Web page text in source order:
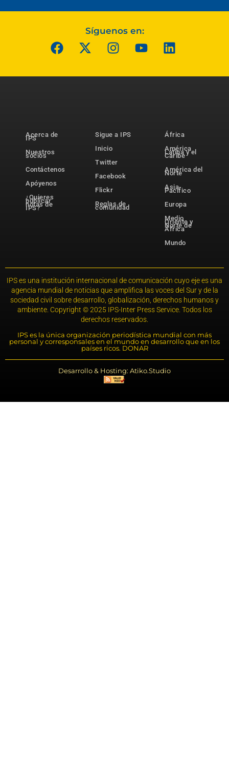
Síguenos en:
Acerca de
IPS
Nuestros
socios
Contáctenos
Apóyenos
¿Quieres
publicar
notas de
IPS?
Sigue a IPS
Inicio
Twitter
Facebook
Flickr
Reglas de
comunidad
África
América
Latina y el
Caribe
América del
Norte
Asia-
Pacífico
Europa
Medio
Oriente y
Norte de
África
Mundo
IPS es una institución internacional de comunicación cuyo eje es una
agencia mundial de noticias que amplifica las voces del Sur y de la
sociedad civil sobre desarrollo, globalización, derechos humanos y
ambiente. Copyright © 2025 IPS-Inter Press Service. Todos los
derechos reservados.
IPS es la única organización periodística mundial con más
personal y corresponsales en el mundo en desarrollo que en los
países ricos. DONAR
Desarrollo & Hosting: Atiko.Studio